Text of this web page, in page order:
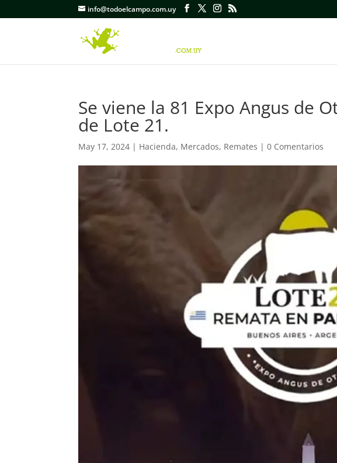
info@todoelcampo.com.uy
Se viene la 81 Expo Angus de
de Lote 21.
May 17, 2024 | Hacienda, Mercados, Remates |0 Comentarios